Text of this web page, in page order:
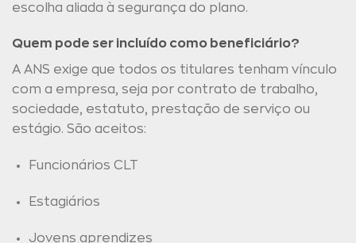
escolha aliada à segurança do plano.
Quem pode ser incluído como beneficiário?
A ANS exige que todos os titulares tenham vínculo
com a empresa, seja por contrato de trabalho,
sociedade, estatuto, prestação de serviço ou
estágio. São aceitos:
Funcionários CLT
Estagiários
Jovens aprendizes